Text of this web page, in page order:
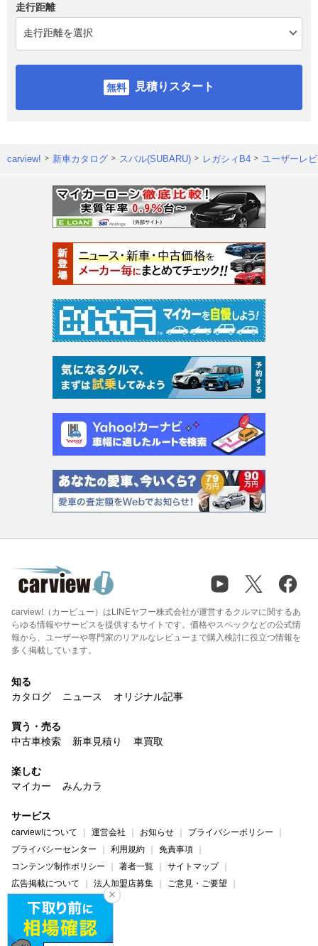
走行距離
見積りスタート
carview! 新車カタログ スバル(SUBARU) レガシィB4 ユーザーレ
carview!（カービュー）はLINEヤフー株式会社が運営するクルマに関するあ
らゆる情報やサービスを提供するサイトです。価格やスペックなどの公式情
報から、ユーザーや専門家のリアルなレビューまで購入検討に役立つ情報を
多く掲載しています。
知る
カタログ
ニュース オリジナル記事
買う・売る
中古車検索
新車見積り 車買取
楽しむ
マイカー
みんカラ
サービス
carview!について 運営会社 お知らせ
プライバシーポリシー
プライバシーセンター
利用規約
免責事項
コンテンツ制作ポリシー
著者一覧
サイトマップ
広告掲載について
法人加盟店募集
ご意見・ご要望
ヘルプ・お問い合わせ
carview! Yahoo! JAPAN